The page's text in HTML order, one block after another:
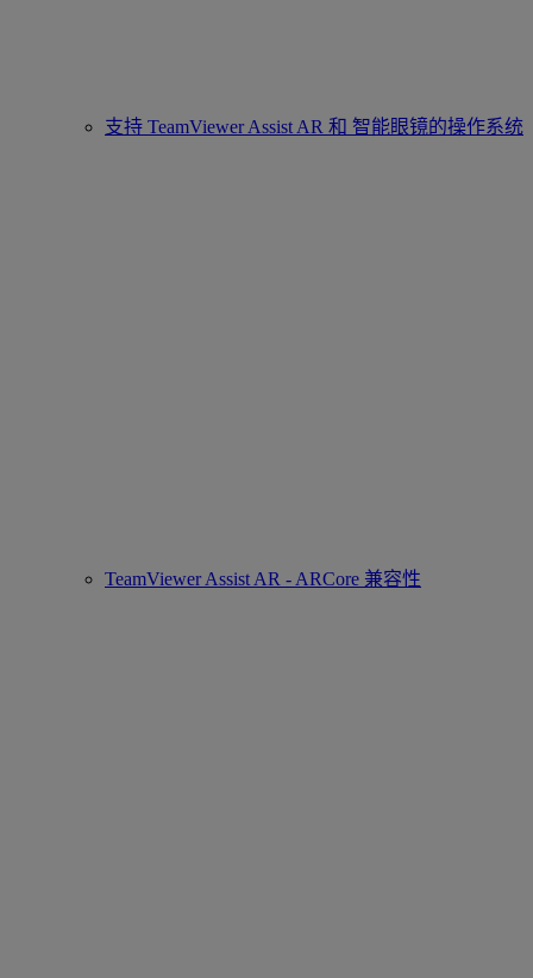
支持 TeamViewer Assist AR 和 智能眼镜的操作系统
TeamViewer Assist AR - ARCore 兼容性